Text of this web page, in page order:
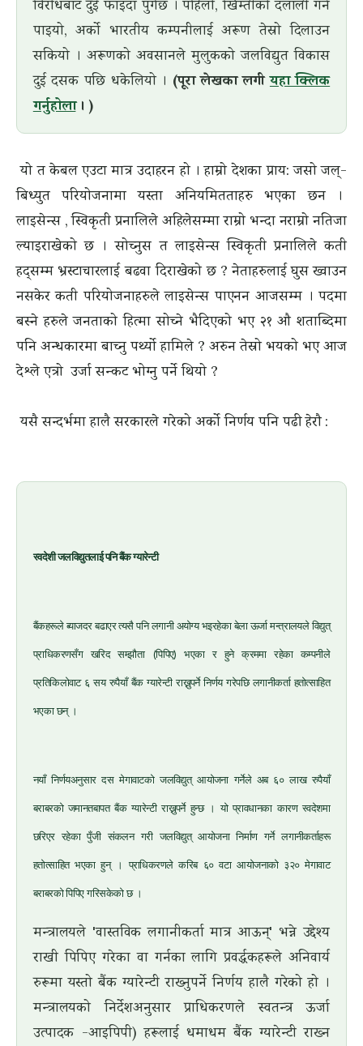
विरोधबाट दुई फाइदा पुगेछ । पहिलो, खिम्तीको दलाली गर्न
पाइयो, अर्काे भारतीय कम्पनीलाई अरूण तेस्रो दिलाउन
सकियो । अरूणको अवसानले मुलुकको जलविद्युत विकास
दुई दसक पछि धकेलियो । (पूरा लेखका लगीयहा क्लिक
गर्नुहोला। )
यो त केबल एउटा मात्र उदाहरन हो । हाम्रो देशका प्राय: जसो जल्-
बिध्युत परियोजनामा यस्ता अनियमितताहरु भएका छन ।
लाइसेन्स , स्विकृती प्रनालिले अहिलेसम्मा राम्रो भन्दा नराम्रो नतिजा
ल्याइराखेको छ । सोच्नुस त लाइसेन्स स्विकृती प्रनालिले कती
हद्सम्म भ्रस्टाचारलाई बढवा दिराखेको छ ? नेताहरुलाई घुस ख्वाउन
नसकेर कती परियोजनाहरुले लाइसेन्स पाएनन आजसम्म । पदमा
बस्ने हरुले जनताको हित्मा सोच्ने भैदिएको भए २१ औ शताब्दिमा
पनि अन्धकारमा बाच्नु पर्थ्यो हामिले ? अरुन तेस्रो भयको भए आज
देश्ले एत्रो उर्जा सन्कट भोग्नु पर्ने थियो ?
यसै सन्दर्भमा हालै सरकारले गरेको अर्को निर्णय पनि पढी हेरौ :
स्वदेशी जलविद्युतलाई पनि बैंक ग्यारेन्टी
बैंकहरूले ब्याजदर बढाएर त्यसै पनि लगानी अयोग्य भइरहेका बेला ऊर्जा मन्त्रालयले विद्युत्
प्राधिकरणसँग खरिद सम्झौता (पिपिए) भएका र हुने क्रममा रहेका कम्पनीले
प्रतिकिलोवाट ६ सय रुपैयाँ बैंक ग्यारेन्टी राख्नुपर्ने निर्णय गरेपछि लगानीकर्ता हतोत्साहित
भएका छन् ।
नयाँ निर्णयअनुसार दस मेगावाटको जलविद्युत् आयोजना गर्नेले अब ६० लाख रुपैयाँ
बराबरको जमानतबापत बैंक ग्यारेन्टी राख्नुपर्ने हुन्छ । यो प्रावधानका कारण स्वदेशमा
छरिएर रहेका पुँजी संकलन गरी जलविद्युत् आयोजना निर्माण गर्ने लगानीकर्ताहरू
हतोत्साहित भएका हुन् । प्राधिकरणले करिब ६० वटा आयोजनाको ३२० मेगावाट
बराबरको पिपिए गरिसकेको छ ।
मन्त्रालयले 'वास्तविक लगानीकर्ता मात्र आऊन्' भन्ने उद्देश्य
राखी पिपिए गरेका वा गर्नका लागि प्रवर्द्धकहरूले अनिवार्य
रुरूमा यस्तो बैंक ग्यारेन्टी राख्नुपर्ने निर्णय हालै गरेको हो ।
मन्त्रालयको निर्देशअनुसार प्राधिकरणले स्वतन्त्र ऊर्जा
उत्पादक -आइपिपी) हरूलाई धमाधम बैंक ग्यारेन्टी राख्न